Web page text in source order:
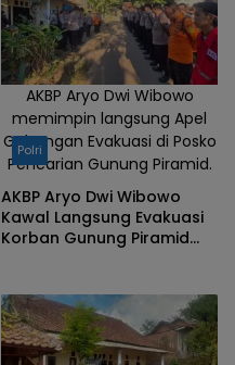
AKBP Aryo Dwi Wibowo
memimpin langsung Apel
Gabungan Evakuasi di Posko
Pencarian Gunung Piramid.
Polri
AKBP Aryo Dwi Wibowo
Kawal Langsung Evakuasi
Korban Gunung Piramid